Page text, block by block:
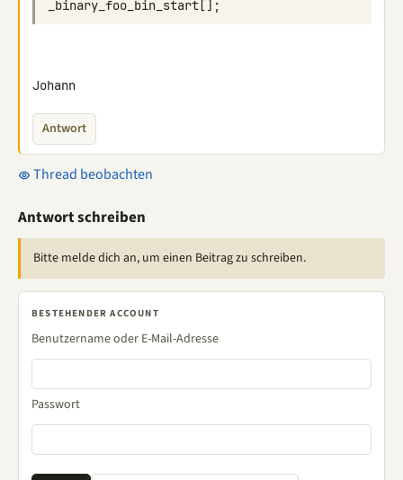
_binary_foo_bin_start [];
Johann
Antwort
Thread beobachten
Antwort schreiben
Bitte melde dich an, um einen Beitrag zu schreiben.
BESTEHENDER ACCOUNT
Benutzername oder E-Mail-Adresse
Passwort